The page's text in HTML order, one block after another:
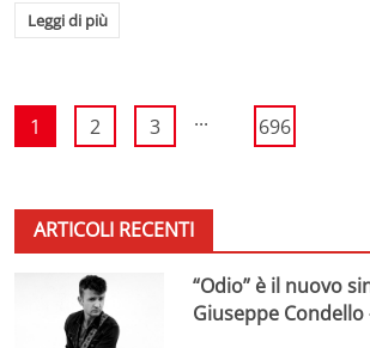
Leggi di più
1 2 3 ... 696
ARTICOLI RECENTI
“Odio” è il nuovo
Giuseppe Condello